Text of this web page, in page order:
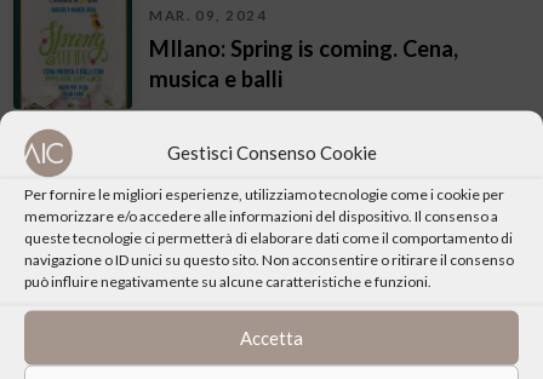
Gestisci Consenso Cookie
Per fornire le migliori esperienze, utilizziamo tecnologie come i cookie per
memorizzare e/o accedere alle informazioni del dispositivo. Il consenso a
queste tecnologie ci permetterà di elaborare dati come il comportamento di
navigazione o ID unici su questo sito. Non acconsentire o ritirare il consenso
può influire negativamente su alcune caratteristiche e funzioni.
Accetta
MAR. 09, 2024
MIlano: Spring is coming. Cena,
musica e balli
Realizzazione di sè e rapporto con
l’altro
GEN. 13, 2024
Crescenzago (Mi): Hello winter.
Circolino in ballo